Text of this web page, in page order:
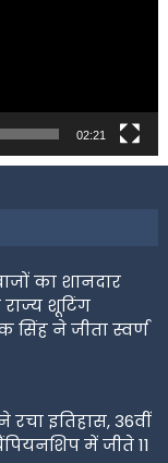
02:21
का शानदार
राज्य शूटिंग
ने जीता स्वर्ण
रचा इतिहास, 36वीं
में जीते 11